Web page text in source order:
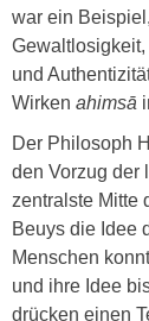
war ein
und
Wirken ahimsā
Der Philosoph
den Vorzug der
zentralste Mitte
Beuys die Idee
Menschen
und ihre Idee
drücken einen